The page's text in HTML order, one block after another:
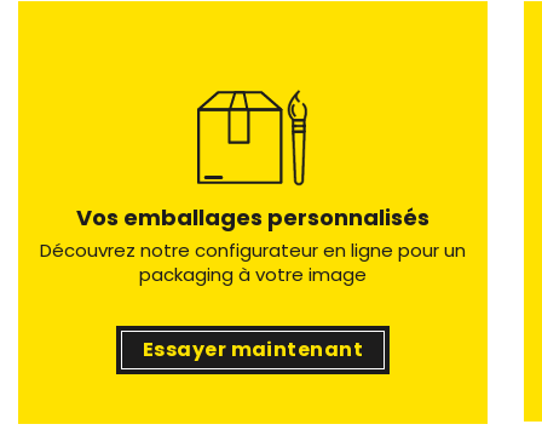
Vos emballages personnalisés
Découvrez notre configurateur en ligne pour un
packaging à votre image
Essayer maintenant